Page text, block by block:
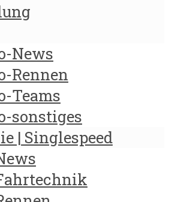
News
Rennen
Teams
sonstiges
| Singlespeed